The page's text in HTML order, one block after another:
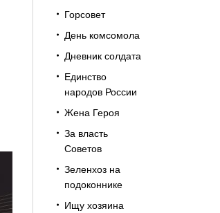
Горсовет
День комсомола
Дневник солдата
Единство
народов России
Жена Героя
За власть
Советов
Зеленхоз на
подоконнике
Ищу хозяина